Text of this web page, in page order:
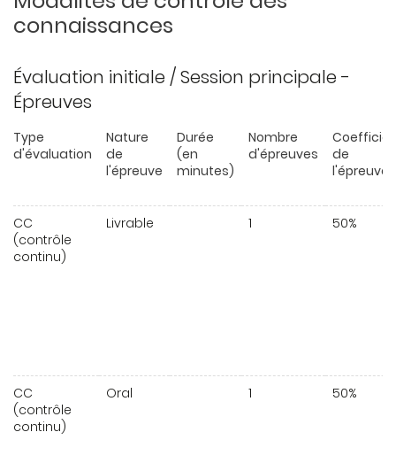
connaissances
Évaluation initiale / Session principale -
Épreuves
Type
d'évaluation
Nature
de
l'épreuve
Durée
(en
minutes)
Nombre
d'épreuves
de
l'épreuve
CC
(contrôle
continu)
Livrable 1 50%
CC
(contrôle
continu)
Oral 1 50%